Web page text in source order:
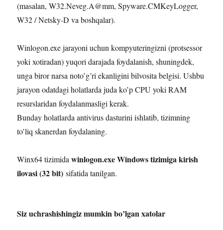
(masalan, W32.Neveg.A@mm, Spyware.CMKeyLogger,
W32 / Netsky-D va boshqalar).
Winlogon.exe jarayoni uchun kompyuteringizni (protsessor
yoki xotiradan) yuqori darajada foydalanish, shuningdek,
unga biror narsa noto’g’ri ekanligini bilvosita belgisi. Ushbu
jarayon odatdagi holatlarda juda ko’p CPU yoki RAM
resurslaridan foydalanmasligi kerak.
Bunday holatlarda antivirus dasturini ishlatib, tizimning
to’liq skanerdan foydalaning.
Winx64 tizimidawinlogon.exe Windows tizimiga kirish
ilovasi (32 bit)sifatida tanilgan.
Siz uchrashishingiz mumkin bo’lgan xatolar